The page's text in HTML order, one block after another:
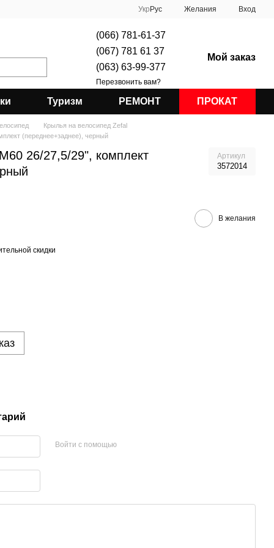
Укр Рус Желания Вход
(066) 781-61-37
(067) 781 61 37
(063) 63-99-377
Перезвонить вам?
Мой заказ
Туризм РЕМОНТ ПРОКАТ
Крылья на велосипед Zefal
(переднее+заднее), черный
26/27,5/29", комплект
Артикул
3572014
В желания
скидки
Войти с помощью